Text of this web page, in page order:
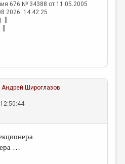
676 № 34388 от 11.05.2005
14:42:25
[]
Андрей Широглазов
…